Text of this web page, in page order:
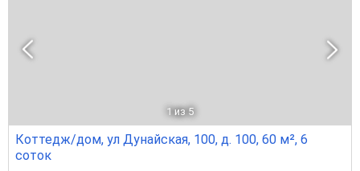
1 из 5
Коттедж/дом, ул Дунайская, 100, д. 100, 60 м², 6
соток